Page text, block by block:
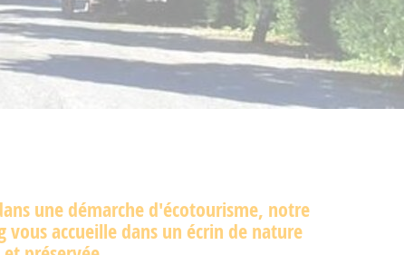
une démarche d'écotourisme, notre
vous accueille dans un écrin de nature